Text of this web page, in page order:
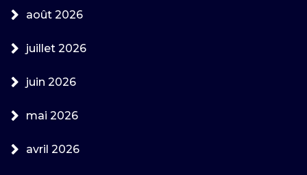
août 2026
juillet 2026
juin 2026
mai 2026
avril 2026